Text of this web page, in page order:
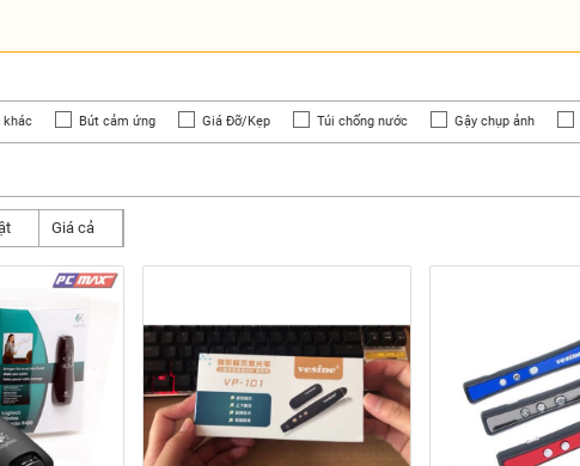
khác Bút cảm ứng Giá Đỡ/Kẹp Túi chống nước Gậy chụp ảnh
Giá cả